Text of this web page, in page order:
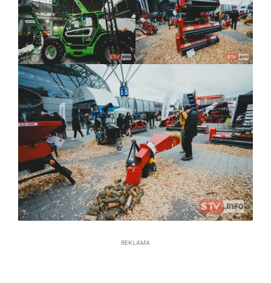
REKLAMA